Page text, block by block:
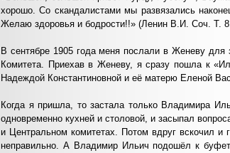
хорошо. Со скандалистами мы развязались
Желаю здоровья и бодрости!!» (Ленин В.И. Соч. Т.
В сентябре 1905 года меня послали в Женеву для
Комитета. Приехав в Женеву, я сразу пошла к
Надеждой Константиновной и её матерю Еленой
Когда я пришла, то застала только Владимира
одновременно кухней и столовой, и засыпал
и Центральном комитетах. Потом вдруг вскочил
неправильно. А Владимир Ильич подошёл к